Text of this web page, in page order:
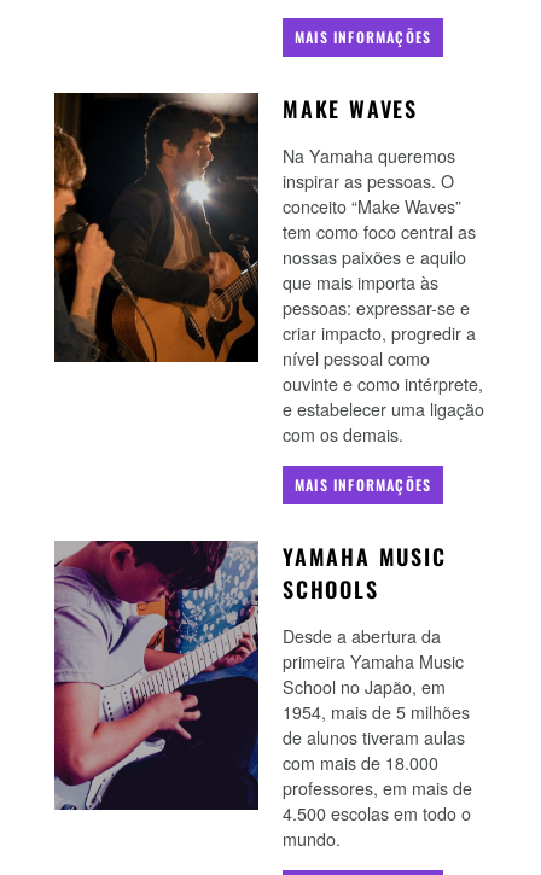
MAIS INFORMAÇÕES
MAKE WAVES
Na Yamaha queremos
inspirar as pessoas. O
conceito “Make Waves”
tem como foco central as
nossas paixões e aquilo
que mais importa às
pessoas: expressar-se e
criar impacto, progredir a
nível pessoal como
ouvinte e como intérprete,
e estabelecer uma ligação
com os demais.
MAIS INFORMAÇÕES
YAMAHA MUSIC
SCHOOLS
Desde a abertura da
primeira Yamaha Music
School no Japão, em
1954, mais de 5 milhões
de alunos tiveram aulas
com mais de 18.000
professores, em mais de
4.500 escolas em todo o
mundo.